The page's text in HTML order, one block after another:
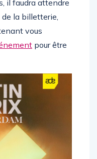
il faudra attendre
la billetterie,
vous